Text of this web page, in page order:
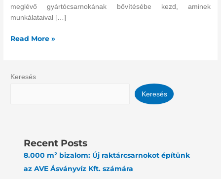
meglévő gyártócsarnokának bővítésébe kezd, aminek
munkálataival […]
Read More »
Keresés
Keresés
Recent Posts
8.000 m² bizalom: Új raktárcsarnokot építünk
az AVE Ásványvíz Kft. számára